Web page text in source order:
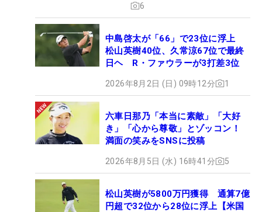
6
中島啓太が「66」で23位に浮上
松山英樹40位、久常涼67位で最終
日ヘ R・ファウラーが3打差3位
2026年8月2日 (日) 09時12分 1
六車日那乃「本当に素敵」「大好
き」「心から尊敬」とゾッコン！
満面の笑みをSNSに投稿
2026年8月5日 (水) 16時41分 5
松山英樹が5800万円獲得 通算7億
円超で32位から28位に浮上【米国